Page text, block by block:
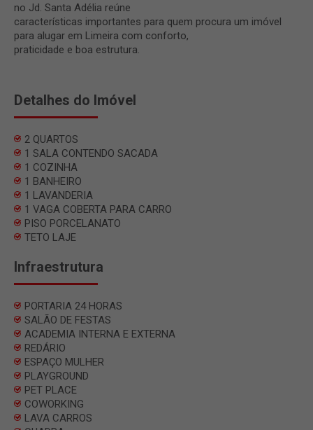
no Jd. Santa Adélia reúne
características importantes para quem procura um imóvel
para alugar em Limeira com conforto,
praticidade e boa estrutura.
Detalhes do Imóvel
2 QUARTOS
1 SALA CONTENDO SACADA
1 COZINHA
1 BANHEIRO
1 LAVANDERIA
1 VAGA COBERTA PARA CARRO
PISO PORCELANATO
TETO LAJE
Infraestrutura
PORTARIA 24 HORAS
SALÃO DE FESTAS
ACADEMIA INTERNA E EXTERNA
REDÁRIO
ESPAÇO MULHER
PLAYGROUND
PET PLACE
COWORKING
LAVA CARROS